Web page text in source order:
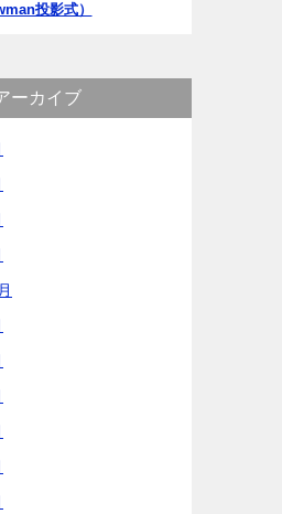
投影式）
ーカイブ